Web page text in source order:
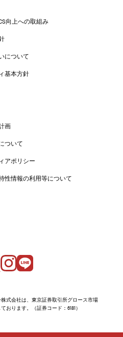
向上への取組み
について
基本方針
画
ついて
アポリシー
性情報の利用等について
式会社は、東京証券取引所グロース市場
おります。（証券コード：6181）